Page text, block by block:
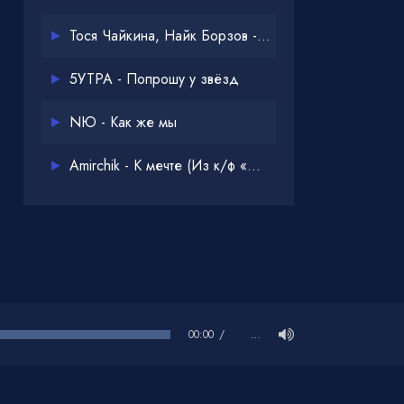
Тося Чайкина, Найк Борзов - Опять
5УТРА - Попрошу у звёзд
NЮ - Как же мы
Amirchik - К мечте (Из к/ф «Одна дома 3»)
00:00 …